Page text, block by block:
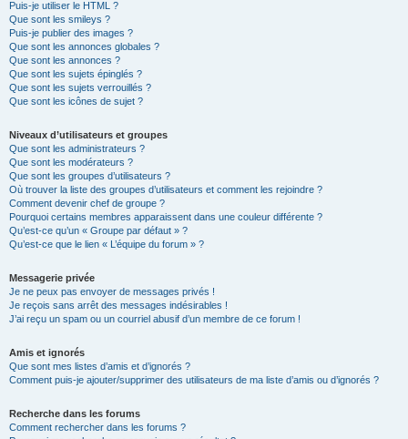
Puis-je utiliser le HTML ?
Que sont les smileys ?
Puis-je publier des images ?
Que sont les annonces globales ?
Que sont les annonces ?
Que sont les sujets épinglés ?
Que sont les sujets verrouillés ?
Que sont les icônes de sujet ?
Niveaux d’utilisateurs et groupes
Que sont les administrateurs ?
Que sont les modérateurs ?
Que sont les groupes d’utilisateurs ?
Où trouver la liste des groupes d’utilisateurs et comment les rejoindre ?
Comment devenir chef de groupe ?
Pourquoi certains membres apparaissent dans une couleur différente ?
Qu’est-ce qu’un « Groupe par défaut » ?
Qu’est-ce que le lien « L’équipe du forum » ?
Messagerie privée
Je ne peux pas envoyer de messages privés !
Je reçois sans arrêt des messages indésirables !
J’ai reçu un spam ou un courriel abusif d’un membre de ce forum !
Amis et ignorés
Que sont mes listes d’amis et d’ignorés ?
Comment puis-je ajouter/supprimer des utilisateurs de ma liste d’amis ou d’ignorés ?
Recherche dans les forums
Comment rechercher dans les forums ?